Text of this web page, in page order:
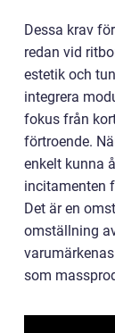
Dessa krav
redan vid
estetik och
integrera
fokus från
förtroende.
enkelt kunna
incitamenten
Det är en
omställning
som